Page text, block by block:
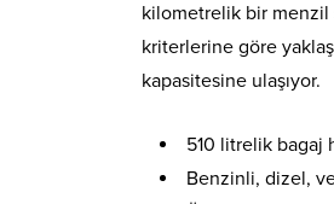
kilometrelik bir menzil
kriterlerine göre
kapasitesine ulaşıyor.
510 litrelik bagaj
Benzinli, dizel,